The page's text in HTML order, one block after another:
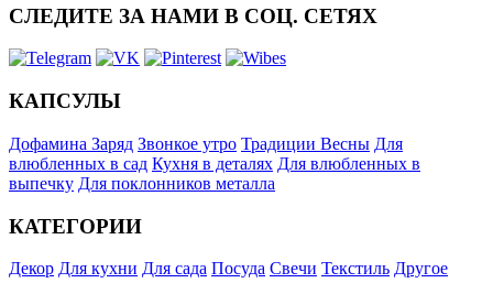
СЛЕДИТЕ ЗА НАМИ В СОЦ. СЕТЯХ
КАПСУЛЫ
Дофамина Заряд Звонкое утро Традиции Весны Для
влюбленных в сад Кухня в деталях Для влюбленных в
выпечку Для поклонников металла
КАТЕГОРИИ
Декор Для кухни Для сада Посуда Свечи Текстиль Другое